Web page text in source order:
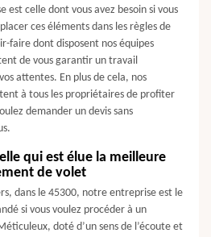
celle dont vous avez besoin si vous
ces éléments dans les règles de
faire dont disposent nos équipes
de vous garantir un travail
attentes. En plus de cela, nos
à tous les propriétaires de profiter
demander un devis sans
qui est élue la meilleure
de volet
dans le 45300, notre entreprise est le
si vous voulez procéder à un
doté d’un sens de l’écoute et